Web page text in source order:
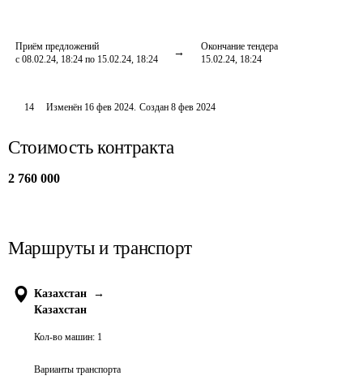
Приём предложений
с 08.02.24, 18:24 по 15.02.24, 18:24
Окончание тендера
15.02.24, 18:24
14 Изменён 16 фев 2024. Создан 8 фев 2024
Стоимость контракта
2 760 000
Маршруты и транспорт
Казахстан
→
Казахстан
Кол-во машин: 1
Варианты транспорта